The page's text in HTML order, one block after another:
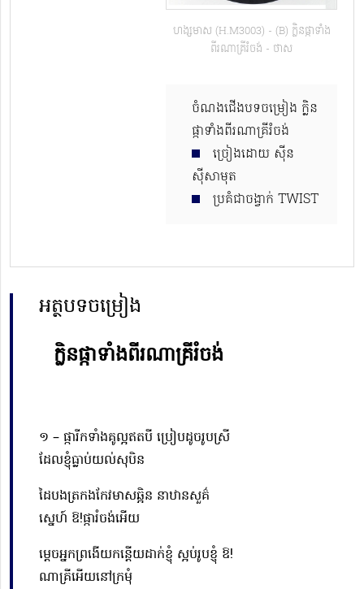
ហង្សមាស (H.M3003) - (B) ក្លិនផ្កាទាំង
ពីរណាគ្រីរំចង់ - ថាស
ចំណងជើងបទចម្រៀង ក្លិន
ផ្កាទាំងពីរណាគ្រីរំចង់
ច្រៀងដោយ ស៊ីន
ស៊ីសាមុត
ប្រគំជាចង្វាក់ TWIST
អត្ថបទចម្រៀង
ក្លិនផ្កាទាំងពីរណាគ្រីរំចង់
១ – ផ្ការីកទាំងគូល្អឥតបី ប្រៀបដូចរូបស្រី
ដែលខ្ញុំធ្លាប់យល់សុបិន
ដៃបងត្រកងកែវមាសឆ្អិន នាឋានសួគ៌
ស្នេហ៍ ឱ!ផ្ការំចង់អើយ
ម្ដេចអ្នកព្រងើយកន្តើយដាក់ខ្ញុំ ស្អប់រូបខ្ញុំ ឱ!
ណាគ្រីអើយនៅក្រមុំ